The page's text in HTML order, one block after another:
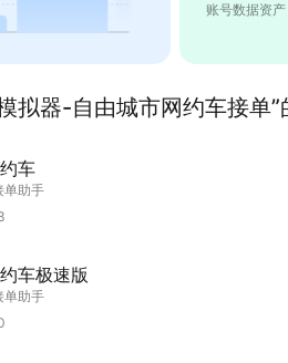
账号数据资
拟器-自由城市网约车接单
车
单助手
车极速版
单助手